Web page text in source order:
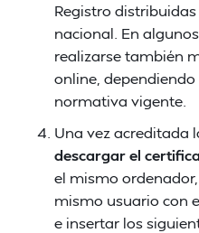
Registro
nacional. En
realizarse también
online,
normativa vigente.
Una vez acreditada
descargar el
el mismo
mismo usuario con
e insertar los